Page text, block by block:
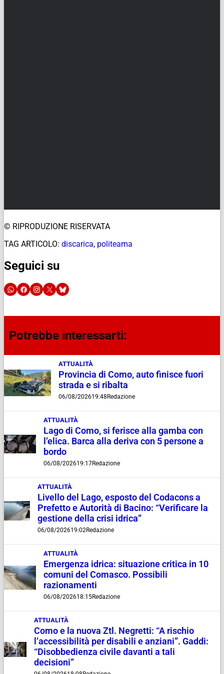
© RIPRODUZIONE RISERVATA
TAG ARTICOLO: discarica, politeama
Seguici su
Potrebbe interessarti:
ATTUALITÀ
Provincia di Como, auto finisce fuori
strada e si ribalta
06/08/202619:48Redazione
ATTUALITÀ
Lago di Como, si ferisce alla gamba con
l’elica. Barca alla deriva con 5 persone a
bordo
06/08/202619:17Redazione
ATTUALITÀ
Livello del Lago, esposto del Codacons a
Prefetto e Autorità di Bacino: “Verificare la
gestione della crisi idrica”
06/08/202619:02Redazione
ATTUALITÀ
Emergenza idrica: situazione critica in 10
comuni del Comasco. Possibili
razionamenti
06/08/202618:15Redazione
ATTUALITÀ
Como e la nuova Ztl. Negretti: “A rischio
l’accessibilità per disabili e anziani”. Gaddi:
“Disobbedienza civile davanti a tali
decisioni”